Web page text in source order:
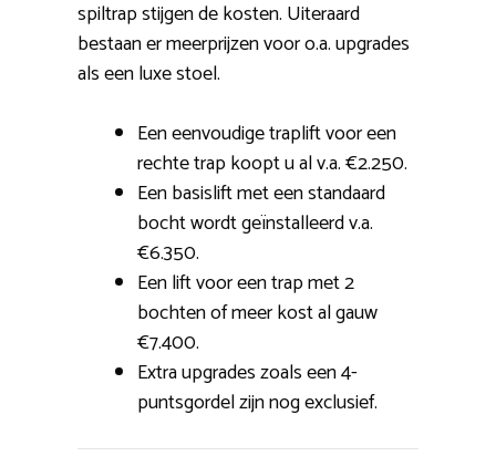
spiltrap stijgen de kosten. Uiteraard
bestaan er meerprijzen voor o.a. upgrades
als een luxe stoel.
Een eenvoudige traplift voor een
rechte trap koopt u al v.a. €2.250.
Een basislift met een standaard
bocht wordt geïnstalleerd v.a.
€6.350.
Een lift voor een trap met 2
bochten of meer kost al gauw
€7.400.
Extra upgrades zoals een 4-
puntsgordel zijn nog exclusief.